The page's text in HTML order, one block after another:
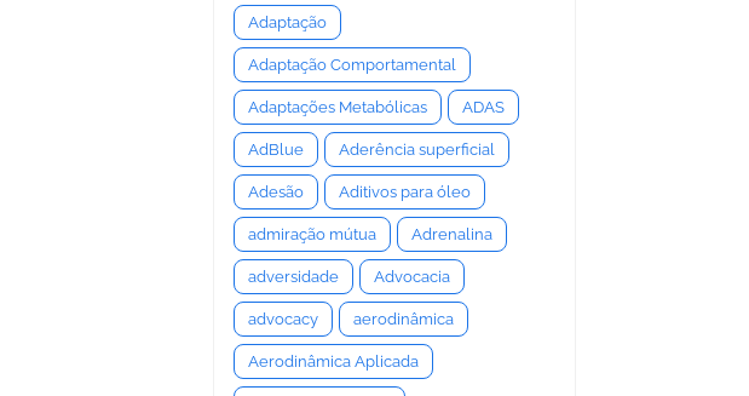
Adaptação
Adaptação Comportamental
Adaptações Metabólicas ADAS
AdBlue Aderência superficial
Adesão Aditivos para óleo
admiração mútua Adrenalina
adversidade Advocacia
advocacy aerodinâmica
Aerodinâmica Aplicada